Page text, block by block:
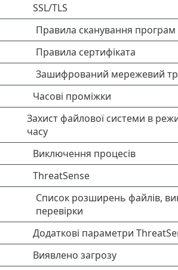
SSL/TLS
Правила сканування програм
Правила сертифіката
Зашифрований мережевий
Часові проміжки
Захист файлової системи в
часу
Виключення процесів
ThreatSense
Список розширень файлів,
перевірки
Додаткові параметри
Виявлено загрозу